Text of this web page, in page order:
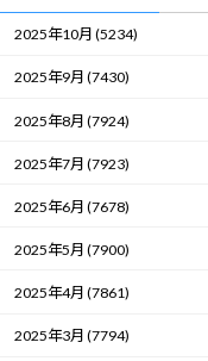
2025年10月 (5234)
2025年9月 (7430)
2025年8月 (7924)
2025年7月 (7923)
2025年6月 (7678)
2025年5月 (7900)
2025年4月 (7861)
2025年3月 (7794)